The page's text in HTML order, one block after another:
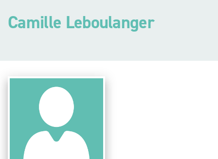
Camille Leboulanger